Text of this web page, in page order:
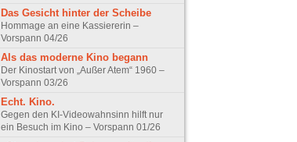
Das Gesicht hinter der Scheibe
Hommage an eine Kassiererin –
Vorspann 04/26
Als das moderne Kino begann
Der Kinostart von „Außer Atem“ 1960 –
Vorspann 03/26
Echt. Kino.
Gegen den KI-Videowahnsinn hilft nur
ein Besuch im Kino – Vorspann 01/26